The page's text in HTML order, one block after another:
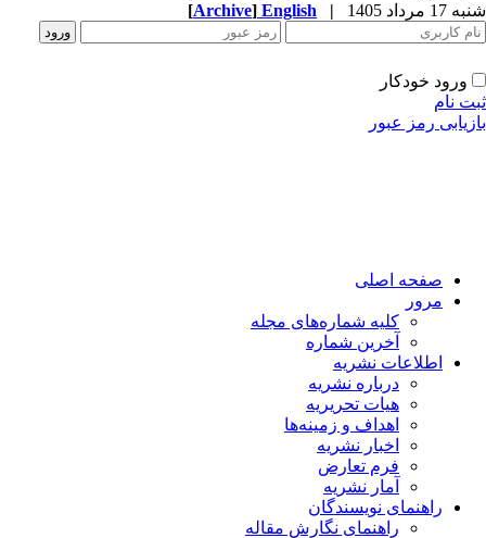
مرداد 1405 |
English
[Archive]
ورود خودکار
نام
رمز عبور
صفحه اصلی
مرور
کلیه شماره‌های مجله
آخرین شماره
اطلاعات نشریه
درباره نشریه
هیات تحریریه
اهداف و زمینه‌ها
اخبار نشریه
فرم تعارض
آمار نشریه
راهنمای نویسندگان
راهنمای نگارش مقاله